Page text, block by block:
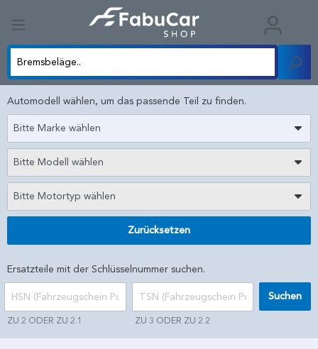
Automodell wählen, um das passende Teil zu finden.
Bitte Marke wählen
Bitte Modell wählen
Bitte Motortyp wählen
Zurücksetzen
Ersatzteile mit der Schlüsselnummer suchen.
ZU 2 ODER ZU 2.1 ZU 3 ODER ZU 2.2
Suchen